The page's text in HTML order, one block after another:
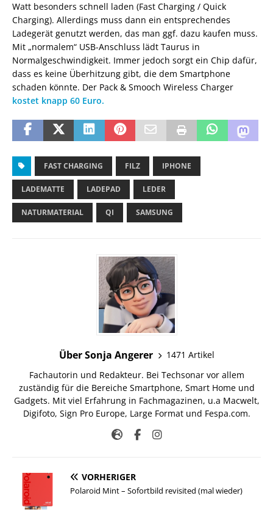
Watt besonders schnell laden (Fast Charging / Quick
Charging). Allerdings muss dann ein entsprechendes
Ladegerät genutzt werden, das man ggf. dazu kaufen muss.
Mit „normalem“ USB-Anschluss lädt Taurus in
Normalgeschwindigkeit. Immer jedoch sorgt ein Chip dafür,
dass es keine Überhitzung gibt, die dem Smartphone
schaden könnte. Der Pack & Smooch Wireless Charger
kostet knapp 60 Euro.
FAST CHARGING FILZ IPHONE
LADEMATTE LADEPAD LEDER
NATURMATERIAL QI SAMSUNG
Über Sonja Angerer
1471 Artikel
Fachautorin und Redakteur. Bei Techsonar vor allem
zuständig für die Bereiche Smartphone, Smart Home und
Gadgets. Mit viel Erfahrung in Fachmagazinen, u.a Macwelt,
Digifoto, Sign Pro Europe, Large Format und Fespa.com.
VORHERIGER
Polaroid Mint – Sofortbild revisited (mal wieder)